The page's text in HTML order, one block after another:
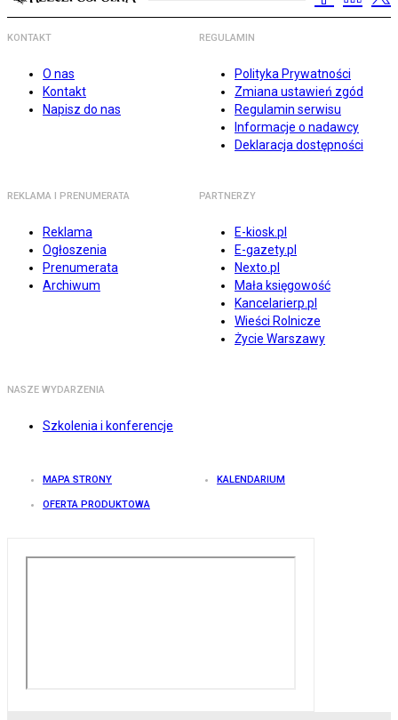
KONTAKT
O nas
Kontakt
Napisz do nas
REGULAMIN
Polityka Prywatności
Zmiana ustawień zgód
Regulamin serwisu
Informacje o nadawcy
Deklaracja dostępności
REKLAMA I PRENUMERATA
Reklama
Ogłoszenia
Prenumerata
Archiwum
PARTNERZY
E-kiosk.pl
E-gazety.pl
Nexto.pl
Mała księgowość
Kancelarierp.pl
Wieści Rolnicze
Życie Warszawy
NASZE WYDARZENIA
Szkolenia i konferencje
MAPA STRONY KALENDARIUM
OFERTA PRODUKTOWA